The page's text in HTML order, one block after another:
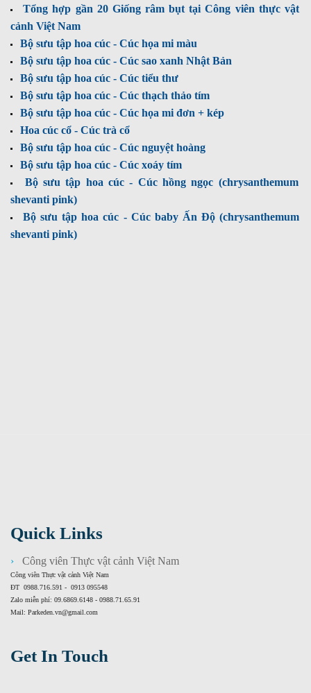
Tổng hợp gần 20 Giống râm bụt tại Công viên thực vật
cảnh Việt Nam
Bộ sưu tập hoa cúc - Cúc họa mi màu
Bộ sưu tập hoa cúc - Cúc sao xanh Nhật Bản
Bộ sưu tập hoa cúc - Cúc tiểu thư
Bộ sưu tập hoa cúc - Cúc thạch thảo tím
Bộ sưu tập hoa cúc - Cúc họa mi đơn + kép
Hoa cúc cổ - Cúc trà cổ
Bộ sưu tập hoa cúc - Cúc nguyệt hoàng
Bộ sưu tập hoa cúc - Cúc xoáy tím
Bộ sưu tập hoa cúc - Cúc hồng ngọc (chrysanthemum
shevanti pink)
Bộ sưu tập hoa cúc - Cúc baby Ấn Độ (chrysanthemum
shevanti pink)
Quick Links
Công viên Thực vật cảnh Việt Nam
Công viên Thực vật cảnh Việt Nam
ĐT 0988.716.591 - 0913 095548
Zalo miễn phí: 09.6869.6148 - 0988.71.65.91
Mail: Parkeden.vn@gmail.com
Get In Touch